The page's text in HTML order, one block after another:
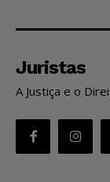
Juristas
A Justiça e o